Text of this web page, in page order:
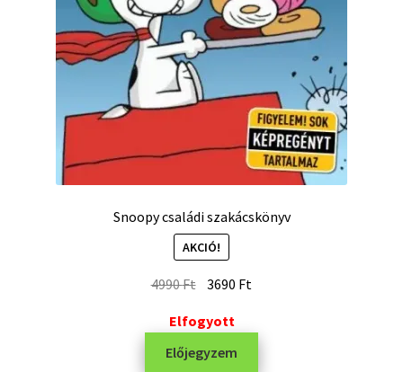
Snoopy családi szakácskönyv
AKCIÓ!
4990Ft 3690 Ft
Elfogyott
Előjegyzem